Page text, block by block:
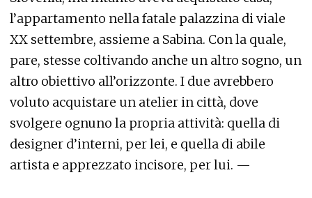
l’appartamento nella fatale palazzina di viale
XX settembre, assieme a Sabina. Con la quale,
pare, stesse coltivando anche un altro sogno, un
altro obiettivo all’orizzonte. I due avrebbero
voluto acquistare un atelier in città, dove
svolgere ognuno la propria attività: quella di
designer d’interni, per lei, e quella di abile
artista e apprezzato incisore, per lui. —